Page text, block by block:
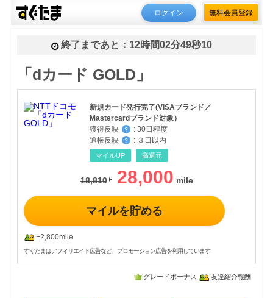
ログイン 無料会員登録
終了まであと： 12時間02分48秒84
「dカード GOLD」
新規カード発行完了(VISAブランド／
Mastercardブランド対象）
獲得反映
？ : 30日程度
通帳反映
？ : ３日以内
マイルUP 高還元
18,810 28,000
マイルを貯める
+2,800mile
すぐたまはアフィリエイト広告など、プロモーション広告を利用しています
グレードボーナス 友達紹介報酬